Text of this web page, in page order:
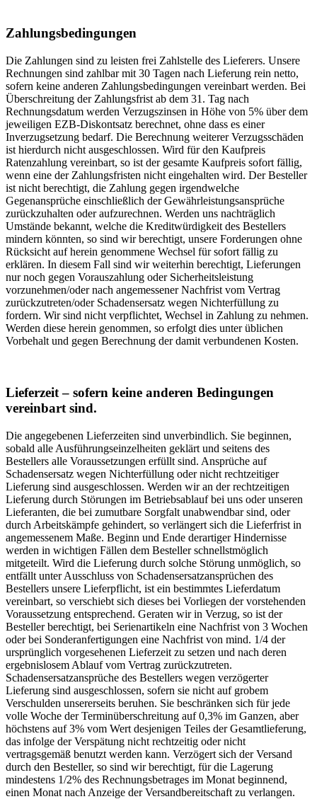
Zahlungsbedingungen
Die Zahlungen sind zu leisten frei Zahlstelle des Lieferers. Unsere
Rechnungen sind zahlbar mit 30 Tagen nach Lieferung rein netto,
sofern keine anderen Zahlungsbedingungen vereinbart werden. Bei
Überschreitung der Zahlungsfrist ab dem 31. Tag nach
Rechnungsdatum werden Verzugszinsen in Höhe von 5% über dem
jeweiligen EZB-Diskontsatz berechnet, ohne dass es einer
Inverzugsetzung bedarf. Die Berechnung weiterer Verzugsschäden
ist hierdurch nicht ausgeschlossen. Wird für den Kaufpreis
Ratenzahlung vereinbart, so ist der gesamte Kaufpreis sofort fällig,
wenn eine der Zahlungsfristen nicht eingehalten wird. Der Besteller
ist nicht berechtigt, die Zahlung gegen irgendwelche
Gegenansprüche einschließlich der Gewährleistungsansprüche
zurückzuhalten oder aufzurechnen. Werden uns nachträglich
Umstände bekannt, welche die Kreditwürdigkeit des Bestellers
mindern könnten, so sind wir berechtigt, unsere Forderungen ohne
Rücksicht auf herein genommene Wechsel für sofort fällig zu
erklären. In diesem Fall sind wir weiterhin berechtigt, Lieferungen
nur noch gegen Vorauszahlung oder Sicherheitsleistung
vorzunehmen/oder nach angemessener Nachfrist vom Vertrag
zurückzutreten/oder Schadensersatz wegen Nichterfüllung zu
fordern. Wir sind nicht verpflichtet, Wechsel in Zahlung zu nehmen.
Werden diese herein genommen, so erfolgt dies unter üblichen
Vorbehalt und gegen Berechnung der damit verbundenen Kosten.
Lieferzeit – sofern keine anderen Bedingungen
vereinbart sind.
Die angegebenen Lieferzeiten sind unverbindlich. Sie beginnen,
sobald alle Ausführungseinzelheiten geklärt und seitens des
Bestellers alle Voraussetzungen erfüllt sind. Ansprüche auf
Schadensersatz wegen Nichterfüllung oder nicht rechtzeitiger
Lieferung sind ausgeschlossen. Werden wir an der rechtzeitigen
Lieferung durch Störungen im Betriebsablauf bei uns oder unseren
Lieferanten, die bei zumutbare Sorgfalt unabwendbar sind, oder
durch Arbeitskämpfe gehindert, so verlängert sich die Lieferfrist in
angemessenem Maße. Beginn und Ende derartiger Hindernisse
werden in wichtigen Fällen dem Besteller schnellstmöglich
mitgeteilt. Wird die Lieferung durch solche Störung unmöglich, so
entfällt unter Ausschluss von Schadensersatzansprüchen des
Bestellers unsere Lieferpflicht, ist ein bestimmtes Lieferdatum
vereinbart, so verschiebt sich dieses bei Vorliegen der vorstehenden
Voraussetzung entsprechend. Geraten wir in Verzug, so ist der
Besteller berechtigt, bei Serienartikeln eine Nachfrist von 3 Wochen
oder bei Sonderanfertigungen eine Nachfrist von mind. 1/4 der
ursprünglich vorgesehenen Lieferzeit zu setzen und nach deren
ergebnislosem Ablauf vom Vertrag zurückzutreten.
Schadensersatzansprüche des Bestellers wegen verzögerter
Lieferung sind ausgeschlossen, sofern sie nicht auf grobem
Verschulden unsererseits beruhen. Sie beschränken sich für jede
volle Woche der Terminüberschreitung auf 0,3% im Ganzen, aber
höchstens auf 3% vom Wert desjenigen Teiles der Gesamtlieferung,
das infolge der Verspätung nicht rechtzeitig oder nicht
vertragsgemäß benutzt werden kann. Verzögert sich der Versand
durch den Besteller, so sind wir berechtigt, für die Lagerung
mindestens 1/2% des Rechnungsbetrages im Monat beginnend,
einen Monat nach Anzeige der Versandbereitschaft zu verlangen.